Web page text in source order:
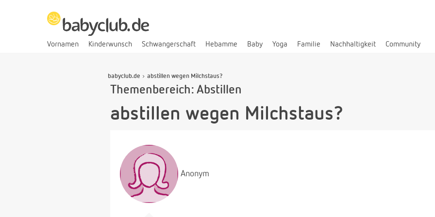
Vornamen Kinderwunsch Schwangerschaft Hebamme Baby Yoga Familie Nachhaltigkeit Community
babyclub.de abstillen wegen Milchstaus?
Themenbereich: Abstillen
abstillen wegen Milchstaus?
Anonym